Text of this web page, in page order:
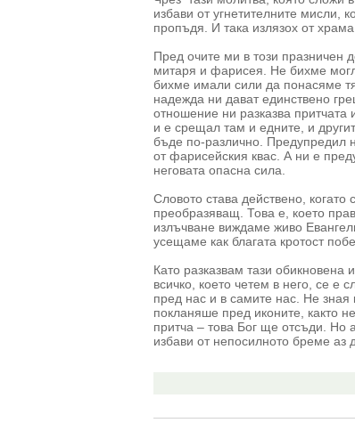
избави от угнетителните мисли,
пропъдя. И така излязох от
Пред очите ми в този празничен
митаря и фарисея. Не бихме
бихме имали сили да понасяме
надежда ни дават единствено
отношение ни разказва притчата
и е срещал там и едните, и
бъде по-различно. Предупредил
от фарисейския квас. А ни е
неговата опасна сила.
Словото става действено,
преобразяващ. Това е, което
излъчване виждаме живо
усещаме как благата кротост
Като разказвам тази обикновена
всичко, което четем в него, се е
пред нас и в самите нас. Не зная
покланяше пред иконите, както
притча – това Бог ще отсъди. Но
избави от непосилното бреме аз